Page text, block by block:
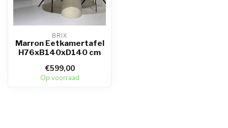
BRIX
Marron Eetkamertafel
H76xB140xD140 cm
€599,00
Op voorraad